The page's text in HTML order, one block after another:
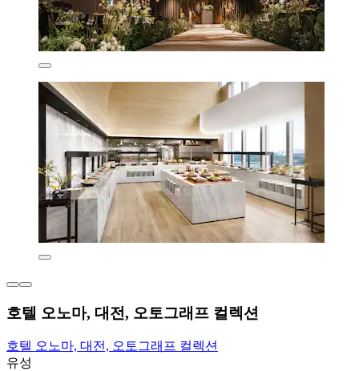
호텔 오노마, 대전, 오토그래프 컬렉션
호텔 오노마, 대전, 오토그래프 컬렉션
유성